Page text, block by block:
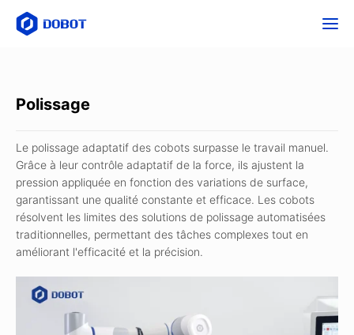
Polissage
Le polissage adaptatif des cobots surpasse le travail manuel.
Grâce à leur contrôle adaptatif de la force, ils ajustent la
pression appliquée en fonction des variations de surface,
garantissant une qualité constante et efficace. Les cobots
résolvent les limites des solutions de polissage automatisées
traditionnelles, permettant des tâches complexes tout en
améliorant l'efficacité et la précision.